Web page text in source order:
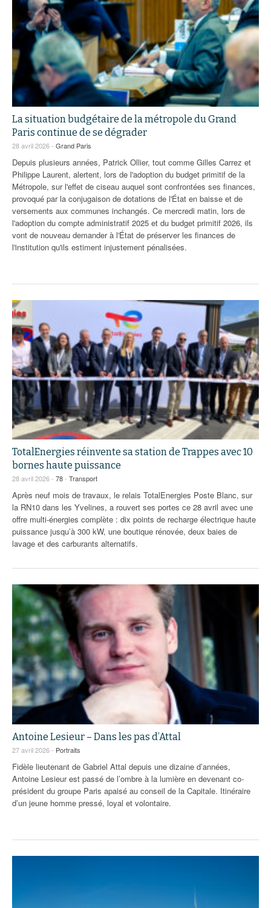
La situation budgétaire de la métropole du Grand
Paris continue de se dégrader
28 avril 2026 - Grand Paris
Depuis plusieurs années, Patrick Ollier, tout comme Gilles Carrez et
Philippe Laurent, alertent, lors de l'adoption du budget primitif de la
Métropole, sur l'effet de ciseau auquel sont confrontées ses finances,
provoqué par la conjugaison de dotations de l'État en baisse et de
versements aux communes inchangés. Ce mercredi matin, lors de
l'adoption du compte administratif 2025 et du budget primitif 2026, ils
vont de nouveau demander à l'État de préserver les finances de
l'institution qu'ils estiment injustement pénalisées.
TotalEnergies réinvente sa station de Trappes avec 10
bornes haute puissance
28 avril 2026 - 78- Transport
Après neuf mois de travaux, le relais TotalEnergies Poste Blanc, sur
la RN10 dans les Yvelines, a rouvert ses portes ce 28 avril avec une
offre multi-énergies complète : dix points de recharge électrique haute
puissance jusqu’à 300 kW, une boutique rénovée, deux baies de
lavage et des carburants alternatifs.
Antoine Lesieur – Dans les pas d’Attal
27 avril 2026 - Portraits
Fidèle lieutenant de Gabriel Attal depuis une dizaine d’années,
Antoine Lesieur est passé de l’ombre à la lumière en devenant co-
président du groupe Paris apaisé au conseil de la Capitale. Itinéraire
d’un jeune homme pressé, loyal et volontaire.